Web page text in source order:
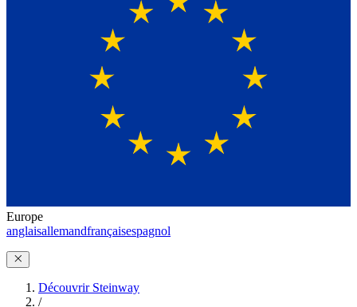
Europe
anglaisallemandfrançaisespagnol
Découvrir Steinway
/